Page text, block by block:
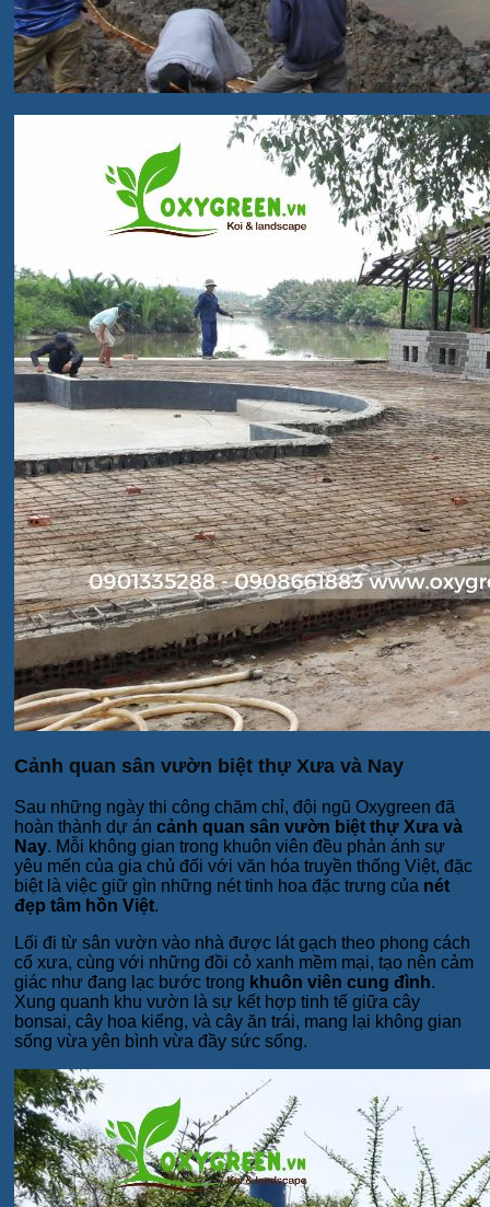
Cảnh quan sân vườn biệt thự Xưa và Nay
Sau những ngày thi công chăm chỉ, đội ngũ Oxygreen đã
hoàn thành dự án cảnh quan sân vườn biệt thự Xưa và
Nay. Mỗi không gian trong khuôn viên đều phản ánh sự
yêu mến của gia chủ đối với văn hóa truyền thống Việt, đặc
biệt là việc giữ gìn những nét tinh hoa đặc trưng của nét
đẹp tâm hồn Việt.
Lối đi từ sân vườn vào nhà được lát gạch theo phong cách
cổ xưa, cùng với những đồi cỏ xanh mềm mại, tạo nên cảm
giác như đang lạc bước trong khuôn viên cung đình.
Xung quanh khu vườn là sự kết hợp tinh tế giữa cây
bonsai, cây hoa kiểng, và cây ăn trái, mang lại không gian
sống vừa yên bình vừa đầy sức sống.